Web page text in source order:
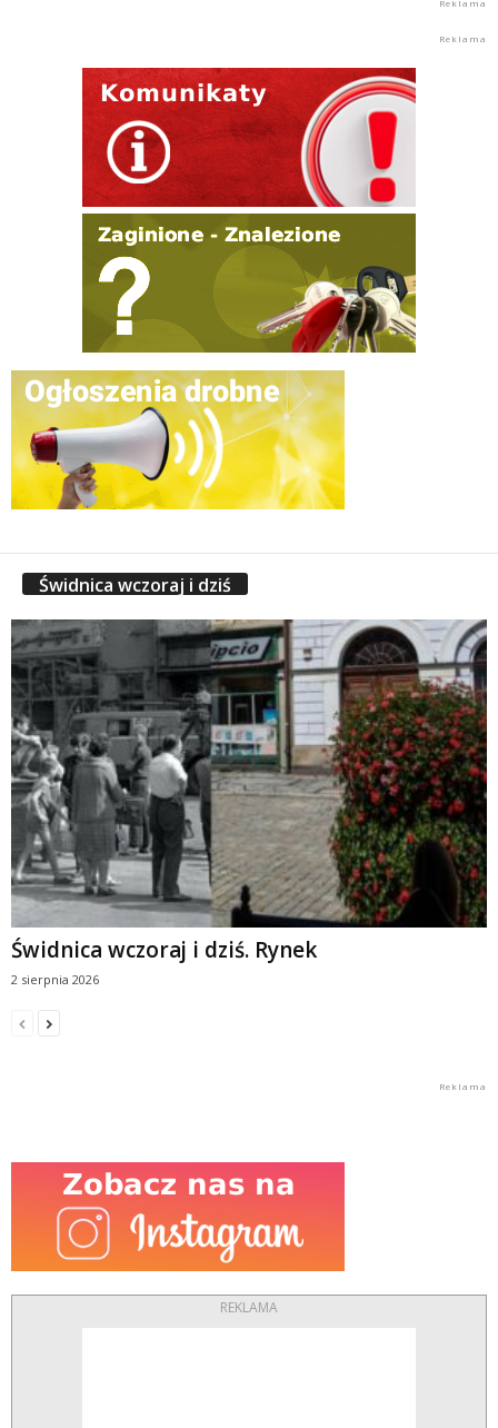
Świdnica wczoraj i dziś
Świdnica wczoraj i dziś. Rynek
2 sierpnia 2026
REKLAMA